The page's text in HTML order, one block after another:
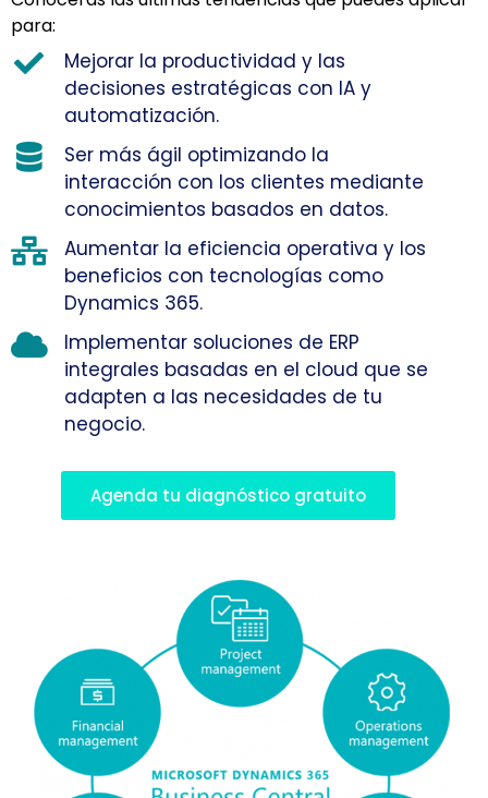
para:
Mejorar la productividad y las
decisiones estratégicas con IA y
automatización.
Ser más ágil optimizando la
interacción con los clientes mediante
conocimientos basados en datos.
Aumentar la eficiencia operativa y los
beneficios con tecnologías como
Dynamics 365.
Implementar soluciones de ERP
integrales basadas en el cloud que se
adapten a las necesidades de tu
negocio.
Agenda tu diagnóstico gratuito